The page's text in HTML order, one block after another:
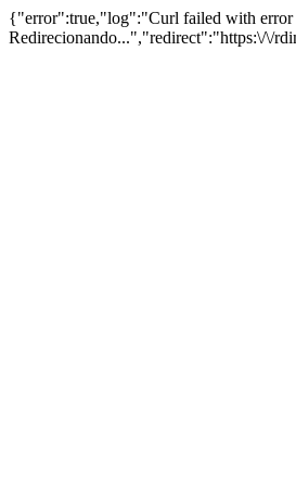
{"error":true,"log":"Curl failed with error
Redirecionando...","redirect":"https:\/\/